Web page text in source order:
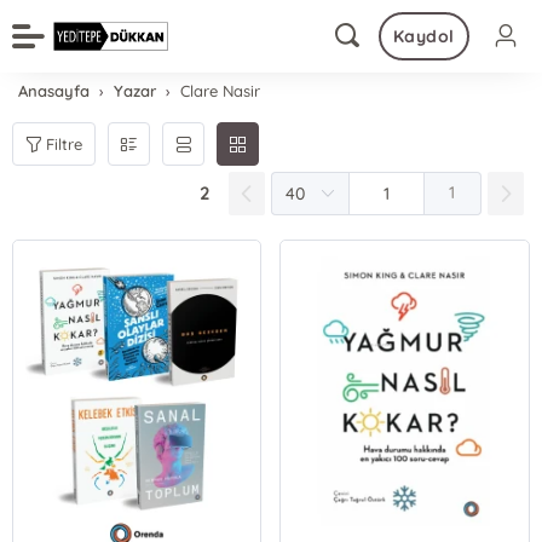
Kaydol
Anasayfa Yazar Clare Nasir
Filtre
2 1